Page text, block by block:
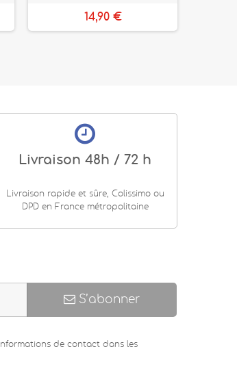
14,90 €
Livraison 48h / 72 h
Livraison rapide et sûre, Colissimo ou
DPD en France métropolitaine
S’abonner
de contact dans les